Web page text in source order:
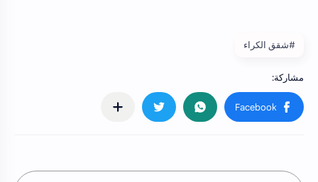
#شقق الكراء